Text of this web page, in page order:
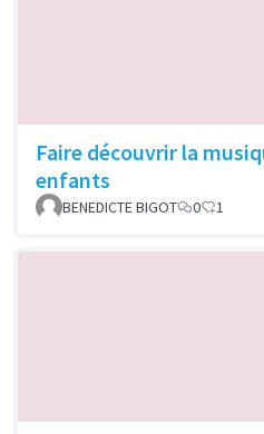
Faire découvrir la
enfants
BENEDICTE BIGOT 0 1